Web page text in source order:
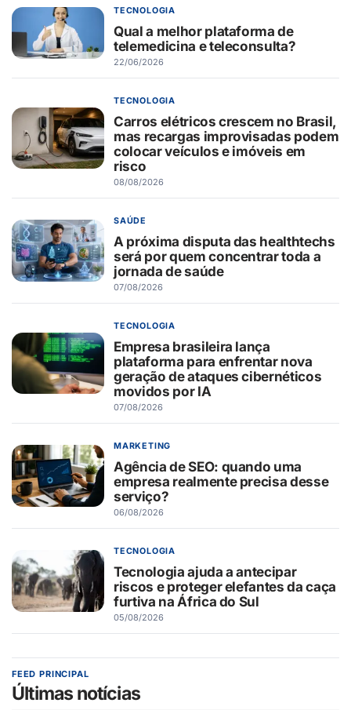
TECNOLOGIA
Qual a melhor plataforma de
telemedicina e teleconsulta?
22/06/2026
TECNOLOGIA
Carros elétricos crescem no Brasil,
mas recargas improvisadas podem
colocar veículos e imóveis em
risco
08/08/2026
SAÚDE
A próxima disputa das healthtechs
será por quem concentrar toda a
jornada de saúde
07/08/2026
TECNOLOGIA
Empresa brasileira lança
plataforma para enfrentar nova
geração de ataques cibernéticos
movidos por IA
07/08/2026
MARKETING
Agência de SEO: quando uma
empresa realmente precisa desse
serviço?
06/08/2026
TECNOLOGIA
Tecnologia ajuda a antecipar
riscos e proteger elefantes da caça
furtiva na África do Sul
05/08/2026
FEED PRINCIPAL
Últimas notícias